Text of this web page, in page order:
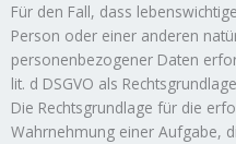
Für den Fall, dass
Person oder einer anderen
personenbezogener Daten
lit. d DSGVO als
Die Rechtsgrundlage für die
Wahrnehmung einer Aufgabe,